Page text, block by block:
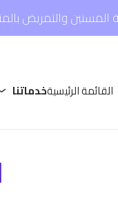
والتمريض
القائمة الرئيسيةخدماتنا